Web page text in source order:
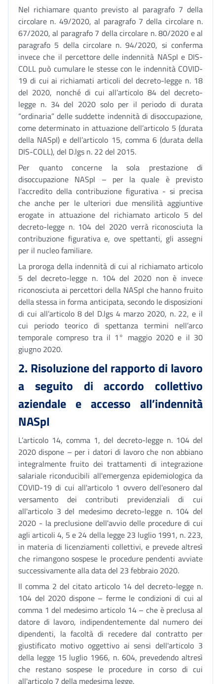
Nel richiamare quanto previsto al paragrafo 7 della
circolare n. 49/2020, al paragrafo 7 della circolare n.
67/2020, al paragrafo 7 della circolare n. 80/2020 e al
paragrafo 5 della circolare n. 94/2020, si conferma
invece che il percettore delle indennità NASpI e DIS-
COLL può cumulare le stesse con le indennità COVID-
19 di cui ai richiamati articoli del decreto-legge n. 18
del 2020, nonché di cui all’articolo 84 del decreto-
legge n. 34 del 2020 solo per il periodo di durata
“ordinaria” delle suddette indennità di disoccupazione,
come determinato in attuazione dell’articolo 5 (durata
della NASpI) e dell’articolo 15, comma 6 (durata della
DIS-COLL), del D.lgs n. 22 del 2015.
Per quanto concerne la sola prestazione di
disoccupazione NASpI – per la quale è previsto
l’accredito della contribuzione figurativa - si precisa
che anche per le ulteriori due mensilità aggiuntive
erogate in attuazione del richiamato articolo 5 del
decreto-legge n. 104 del 2020 verrà riconosciuta la
contribuzione figurativa e, ove spettanti, gli assegni
per il nucleo familiare.
La proroga della indennità di cui al richiamato articolo
5 del decreto-legge n. 104 del 2020 non è invece
riconosciuta ai percettori della NASpI che hanno fruito
della stessa in forma anticipata, secondo le disposizioni
di cui all’articolo 8 del D.lgs 4 marzo 2020, n. 22, e il
cui periodo teorico di spettanza termini nell’arco
temporale compreso tra il 1° maggio 2020 e il 30
giugno 2020.
2. Risoluzione del rapporto di lavoro
a seguito di accordo collettivo
aziendale e accesso all’indennità
NASpI
L’articolo 14, comma 1, del decreto-legge n. 104 del
2020 dispone – per i datori di lavoro che non abbiano
integralmente fruito dei trattamenti di integrazione
salariale riconducibili all'emergenza epidemiologica da
COVID-19 di cui all'articolo 1 ovvero dell'esonero dal
versamento dei contributi previdenziali di cui
all'articolo 3 del medesimo decreto-legge n. 104 del
2020 - la preclusione dell'avvio delle procedure di cui
agli articoli 4, 5 e 24 della legge 23 luglio 1991, n. 223,
in materia di licenziamenti collettivi, e prevede altresì
che rimangono sospese le procedure pendenti avviate
successivamente alla data del 23 febbraio 2020.
Il comma 2 del citato articolo 14 del decreto-legge n.
104 del 2020 dispone – ferme le condizioni di cui al
comma 1 del medesimo articolo 14 – che è preclusa al
datore di lavoro, indipendentemente dal numero dei
dipendenti, la facoltà di recedere dal contratto per
giustificato motivo oggettivo ai sensi dell'articolo 3
della legge 15 luglio 1966, n. 604, prevedendo altresì
che restano sospese le procedure in corso di cui
all'articolo 7 della medesima legge.